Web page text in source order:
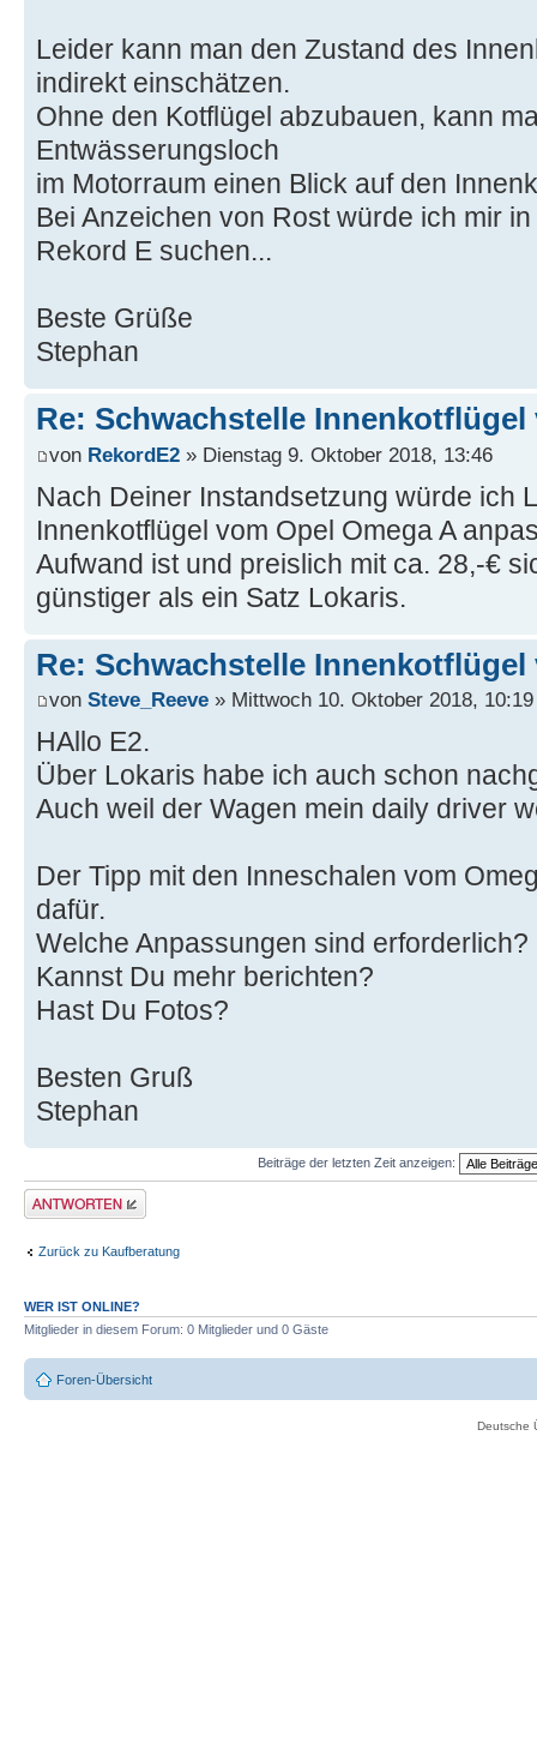
Leider kann man den Zustand des
indirekt einschätzen.
Ohne den Kotflügel abzubauen, kann
Entwässerungsloch
im Motorraum einen Blick auf den
Bei Anzeichen von Rost würde ich mir
Rekord E suchen...
Beste Grüße
Stephan
Re: Schwachstelle Innenkotflügel
von RekordE2 » Dienstag 9. Oktober 2018, 13:46
Nach Deiner Instandsetzung würde ich
Innenkotflügel vom Opel Omega A
Aufwand ist und preislich mit ca. 28,-€
günstiger als ein Satz Lokaris.
Re: Schwachstelle Innenkotflügel
von Steve_Reeve » Mittwoch 10. Oktober 2018, 10:19
HAllo E2.
Über Lokaris habe ich auch schon
Auch weil der Wagen mein daily driver
Der Tipp mit den Inneschalen vom
dafür.
Welche Anpassungen sind erforderlich?
Kannst Du mehr berichten?
Hast Du Fotos?
Besten Gruß
Stephan
Beiträge der letzten Zeit anzeigen:
Antwort erstellen
Zurück zu Kaufberatung
WER IST ONLINE?
Mitglieder in diesem Forum: 0 Mitglieder und 0 Gäste
Foren-Übersicht
Deutsche